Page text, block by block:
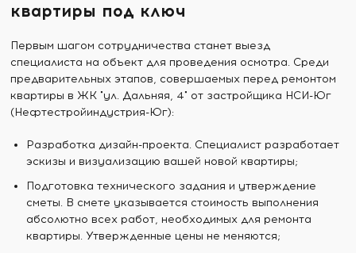
квартиры под ключ
Первым шагом сотрудничества станет выезд
специалиста на объект для проведения осмотра. Среди
предварительных этапов, совершаемых перед ремонтом
квартиры в ЖК "ул. Дальняя, 4" от застройщика НСИ-Юг
(Нефтестройиндустрия-Юг):
Разработка дизайн-проекта. Специалист разработает
эскизы и визуализацию вашей новой квартиры;
Подготовка технического задания и утверждение
сметы. В смете указывается стоимость выполнения
абсолютно всех работ, необходимых для ремонта
квартиры. Утвержденные цены не меняются;